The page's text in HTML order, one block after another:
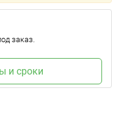
заказ.
и сроки